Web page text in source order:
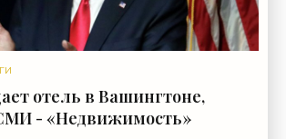
отель в Вашингтоне,
- «Недвижимость»